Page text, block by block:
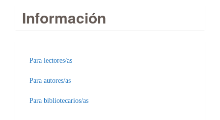
Información
Para lectores/as
Para autores/as
Para bibliotecarios/as